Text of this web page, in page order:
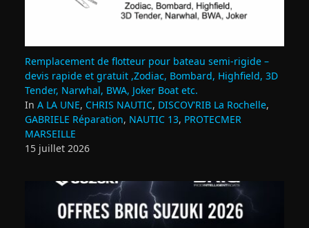
Remplacement de flotteur pour bateau semi‑rigide –
devis rapide et gratuit ,Zodiac, Bombard, Highfield, 3D
Tender, Narwhal, BWA, Joker Boat etc.
In A LA UNE, CHRIS NAUTIC, DISCOV'RIB La Rochelle,
GABRIELE Réparation, NAUTIC 13, PROTECMER
MARSEILLE
15 juillet 2026